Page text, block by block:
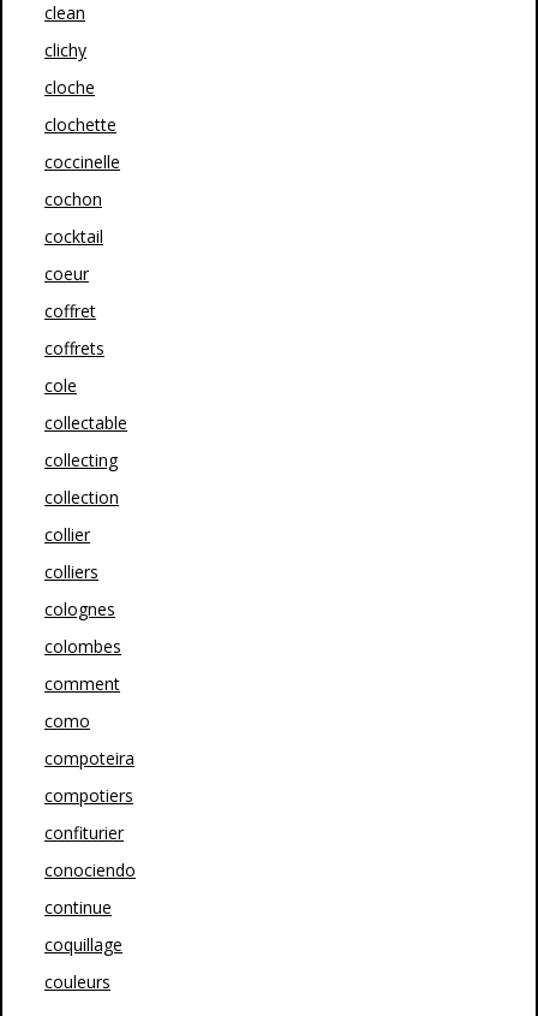
clean
clichy
cloche
clochette
coccinelle
cochon
cocktail
coeur
coffret
coffrets
cole
collectable
collecting
collection
collier
colliers
colognes
colombes
comment
como
compoteira
compotiers
confiturier
conociendo
continue
coquillage
couleurs